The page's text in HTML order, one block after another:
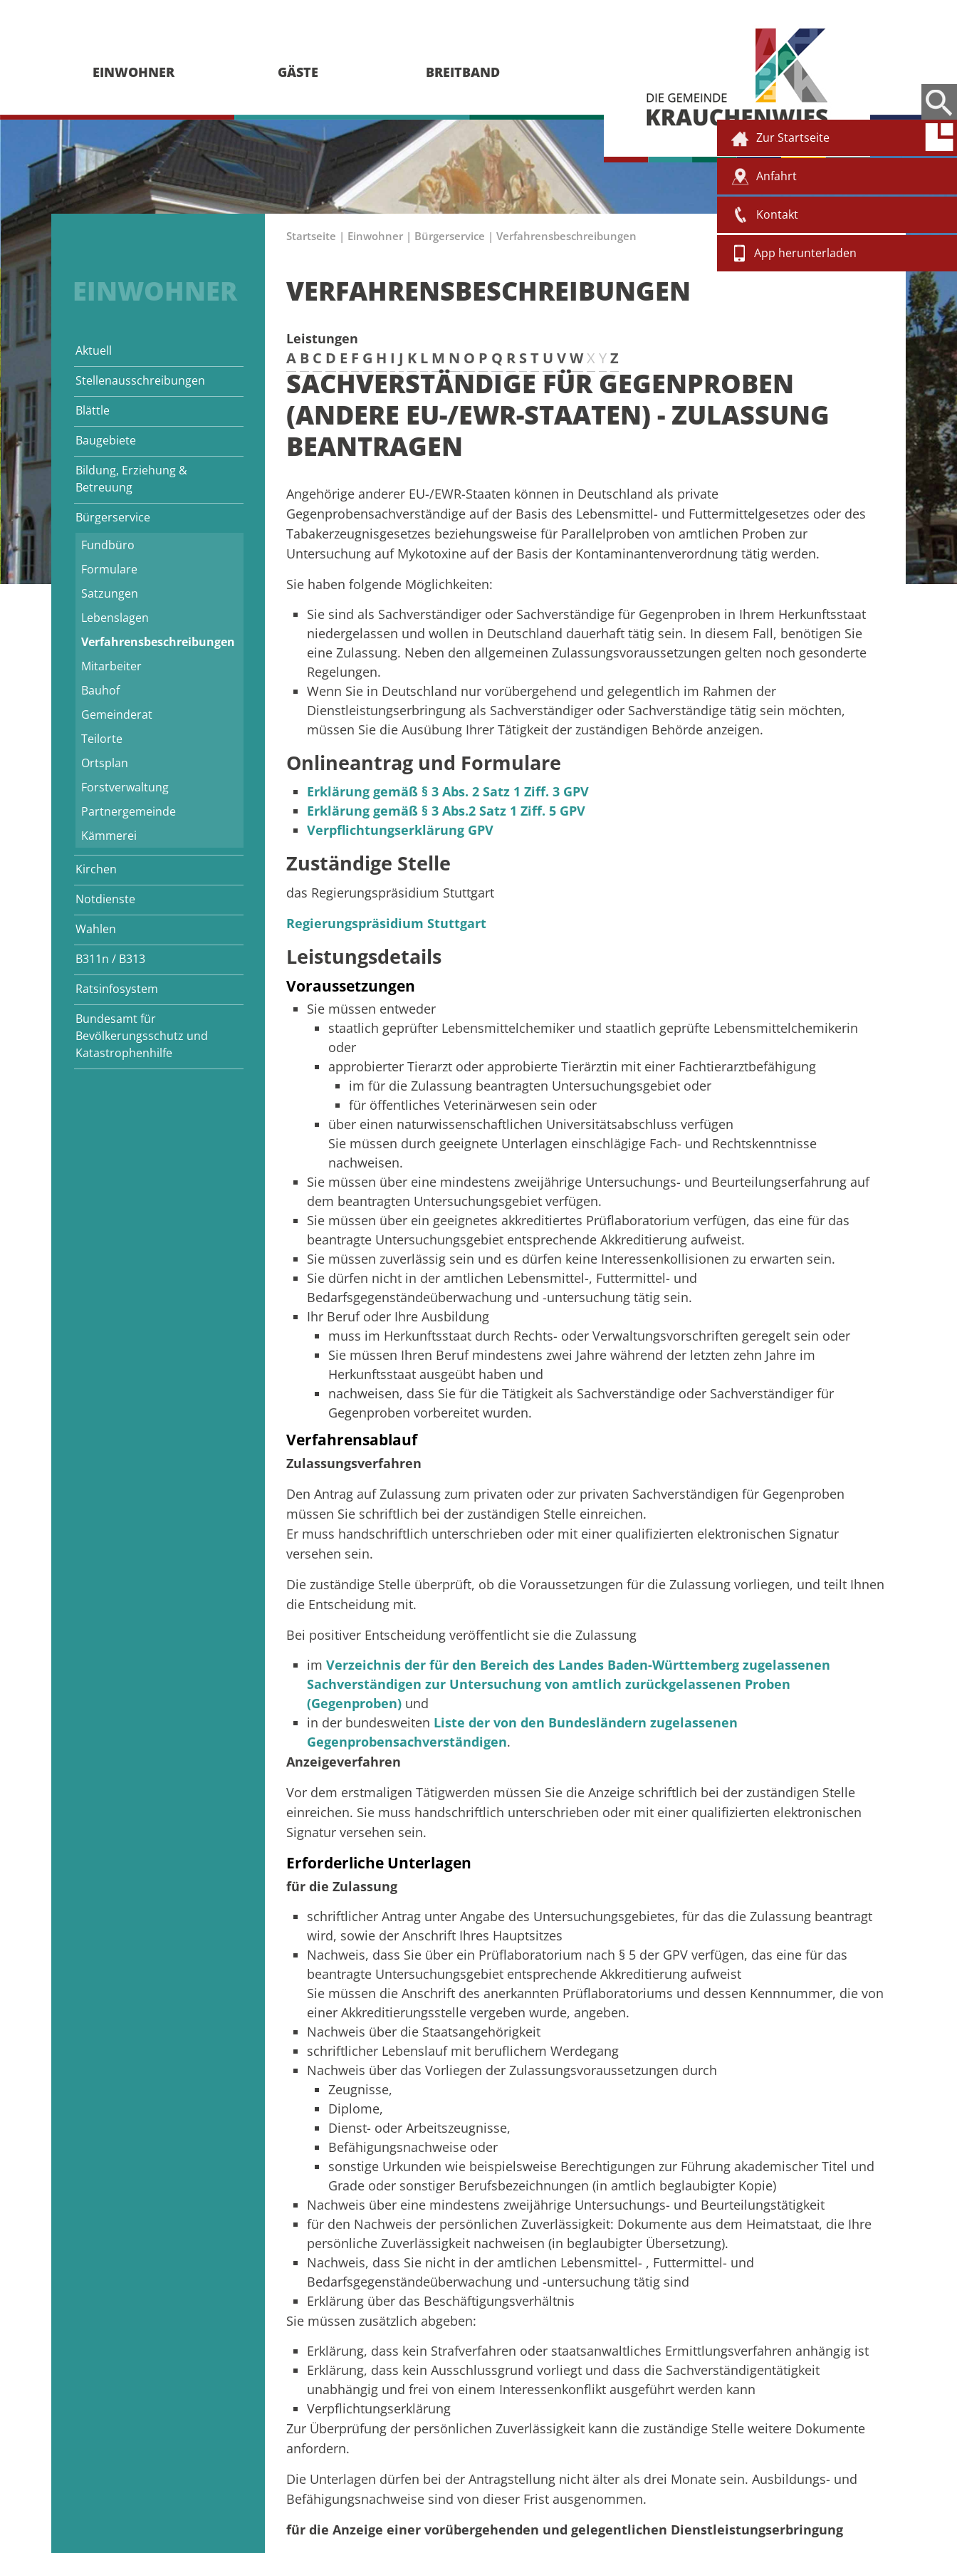
EINWOHNER GÄSTE BREITBAND
Zur Startseite
Anfahrt
Kontakt
App herunterladen
EINWOHNER
Aktuell
Stellenausschreibungen
Blättle
Baugebiete
Bildung, Erziehung &
Betreuung
Bürgerservice
Fundbüro
Formulare
Satzungen
Lebenslagen
Verfahrensbeschreibungen
Mitarbeiter
Bauhof
Gemeinderat
Teilorte
Ortsplan
Forstverwaltung
Partnergemeinde
Kämmerei
Kirchen
Notdienste
Wahlen
B311n / B313
Ratsinfosystem
Bundesamt für
Bevölkerungsschutz und
Katastrophenhilfe
Startseite | Einwohner | Bürgerservice | Verfahrensbeschreibungen
VERFAHRENSBESCHREIBUNGEN
Leistungen
A B C D E F G H I J K L M N O P Q R ST U VWX YZ
SACHVERSTÄNDIGE FÜR GEGENPROBEN
(ANDERE EU-/EWR-STAATEN) - ZULASSUNG
BEANTRAGEN
Angehörige anderer EU-/EWR-Staaten können in Deutschland als private
Gegenprobensachverständige auf der Basis des Lebensmittel- und Futtermittelgesetzes oder des
Tabakerzeugnisgesetzes beziehungsweise für Parallelproben von amtlichen Proben zur
Untersuchung auf Mykotoxine auf der Basis der Kontaminantenverordnung tätig werden.
Sie haben folgende Möglichkeiten:
Sie sind als Sachverständiger oder Sachverständige für Gegenproben in Ihrem Herkunftsstaat
niedergelassen und wollen in Deutschland dauerhaft tätig sein. In diesem Fall, benötigen Sie
eine Zulassung. Neben den allgemeinen Zulassungsvoraussetzungen gelten noch gesonderte
Regelungen.
Wenn Sie in Deutschland nur vorübergehend und gelegentlich im Rahmen der
Dienstleistungserbringung als Sachverständiger oder Sachverständige tätig sein möchten,
müssen Sie die Ausübung Ihrer Tätigkeit der zuständigen Behörde anzeigen.
Onlineantrag und Formulare
Erklärung gemäß § 3 Abs. 2 Satz 1 Ziff. 3 GPV
Erklärung gemäß § 3 Abs.2 Satz 1 Ziff. 5 GPV
Verpflichtungserklärung GPV
Zuständige Stelle
das Regierungspräsidium Stuttgart
Regierungspräsidium Stuttgart
Leistungsdetails
Voraussetzungen
Sie müssen entweder
staatlich geprüfter Lebensmittelchemiker und staatlich geprüfte Lebensmittelchemikerin
oder
approbierter Tierarzt oder approbierte Tierärztin mit einer Fachtierarztbefähigung
im für die Zulassung beantragten Untersuchungsgebiet oder
für öffentliches Veterinärwesen sein oder
über einen naturwissenschaftlichen Universitätsabschluss verfügen
Sie müssen durch geeignete Unterlagen einschlägige Fach- und Rechtskenntnisse
nachweisen.
Sie müssen über eine mindestens zweijährige Untersuchungs- und Beurteilungserfahrung auf
dem beantragten Untersuchungsgebiet verfügen.
Sie müssen über ein geeignetes akkreditiertes Prüflaboratorium verfügen, das eine für das
beantragte Untersuchungsgebiet entsprechende Akkreditierung aufweist.
Sie müssen zuverlässig sein und es dürfen keine Interessenkollisionen zu erwarten sein.
Sie dürfen nicht in der amtlichen Lebensmittel-, Futtermittel- und
Bedarfsgegenständeüberwachung und -untersuchung tätig sein.
Ihr Beruf oder Ihre Ausbildung
muss im Herkunftsstaat durch Rechts- oder Verwaltungsvorschriften geregelt sein oder
Sie müssen Ihren Beruf mindestens zwei Jahre während der letzten zehn Jahre im
Herkunftsstaat ausgeübt haben und
nachweisen, dass Sie für die Tätigkeit als Sachverständige oder Sachverständiger für
Gegenproben vorbereitet wurden.
Verfahrensablauf
Zulassungsverfahren
Den Antrag auf Zulassung zum privaten oder zur privaten Sachverständigen für Gegenproben
müssen Sie schriftlich bei der zuständigen Stelle einreichen.
Er muss handschriftlich unterschrieben oder mit einer qualifizierten elektronischen Signatur
versehen sein.
Die zuständige Stelle überprüft, ob die Voraussetzungen für die Zulassung vorliegen, und teilt Ihnen
die Entscheidung mit.
Bei positiver Entscheidung veröffentlicht sie die Zulassung
imVerzeichnis der für den Bereich des Landes Baden-Württemberg zugelassenen
Sachverständigen zur Untersuchung von amtlich zurückgelassenen Proben
(Gegenproben) und
in der bundesweiten Liste der von den Bundesländern zugelassenen
Gegenprobensachverständigen.
Anzeigeverfahren
Vor dem erstmaligen Tätigwerden müssen Sie die Anzeige schriftlich bei der zuständigen Stelle
einreichen. Sie muss handschriftlich unterschrieben oder mit einer qualifizierten elektronischen
Signatur versehen sein.
Erforderliche Unterlagen
für die Zulassung
schriftlicher Antrag unter Angabe des Untersuchungsgebietes, für das die Zulassung beantragt
wird, sowie der Anschrift Ihres Hauptsitzes
Nachweis, dass Sie über ein Prüflaboratorium nach § 5 der GPV verfügen, das eine für das
beantragte Untersuchungsgebiet entsprechende Akkreditierung aufweist
Sie müssen die Anschrift des anerkannten Prüflaboratoriums und dessen Kennnummer, die von
einer Akkreditierungsstelle vergeben wurde, angeben.
Nachweis über die Staatsangehörigkeit
schriftlicher Lebenslauf mit beruflichem Werdegang
Nachweis über das Vorliegen der Zulassungsvoraussetzungen durch
Zeugnisse,
Diplome,
Dienst- oder Arbeitszeugnisse,
Befähigungsnachweise oder
sonstige Urkunden wie beispielsweise Berechtigungen zur Führung akademischer Titel und
Grade oder sonstiger Berufsbezeichnungen (in amtlich beglaubigter Kopie)
Nachweis über eine mindestens zweijährige Untersuchungs- und Beurteilungstätigkeit
für den Nachweis der persönlichen Zuverlässigkeit: Dokumente aus dem Heimatstaat, die Ihre
persönliche Zuverlässigkeit nachweisen (in beglaubigter Übersetzung).
Nachweis, dass Sie nicht in der amtlichen Lebensmittel- , Futtermittel- und
Bedarfsgegenständeüberwachung und -untersuchung tätig sind
Erklärung über das Beschäftigungsverhältnis
Sie müssen zusätzlich abgeben:
Erklärung, dass kein Strafverfahren oder staatsanwaltliches Ermittlungsverfahren anhängig ist
Erklärung, dass kein Ausschlussgrund vorliegt und dass die Sachverständigentätigkeit
unabhängig und frei von einem Interessenkonflikt ausgeführt werden kann
Verpflichtungserklärung
Zur Überprüfung der persönlichen Zuverlässigkeit kann die zuständige Stelle weitere Dokumente
anfordern.
Die Unterlagen dürfen bei der Antragstellung nicht älter als drei Monate sein. Ausbildungs- und
Befähigungsnachweise sind von dieser Frist ausgenommen.
für die Anzeige einer vorübergehenden und gelegentlichen Dienstleistungserbringung